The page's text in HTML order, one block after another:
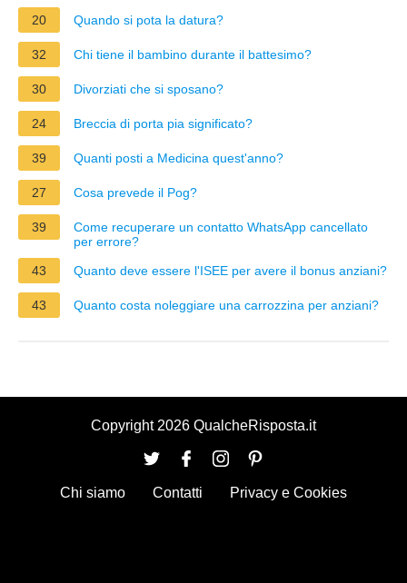
20 Quando si pota la datura?
32 Chi tiene il bambino durante il battesimo?
30 Divorziati che si sposano?
24 Breccia di porta pia significato?
39 Quanti posti a Medicina quest'anno?
27 Cosa prevede il Pog?
39
Come recuperare un contatto WhatsApp cancellato
per errore?
43
Quanto deve essere l'ISEE per avere il bonus anziani?
43 Quanto costa noleggiare una carrozzina per anziani?
Copyright 2026 QualcheRisposta.it
Chi siamo Contatti Privacy e Cookies